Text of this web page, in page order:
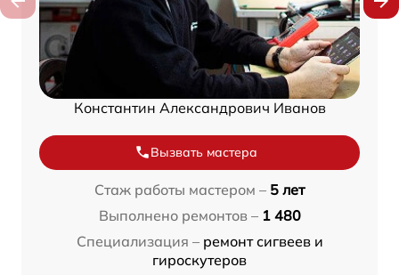
Константин Александрович Иванов
Вызвать мастера
Стаж работы мастером – 5 лет
Выполнено ремонтов – 1 480
Специализация – ремонт сигвеев и
гироскутеров